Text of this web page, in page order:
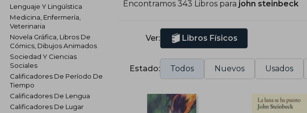
Lenguaje Y Lingüística
Medicina, Enfermería,
Veterinaria
Novela Gráfica, Libros De
Cómics, Dibujos Animados
Sociedad Y Ciencias
Sociales
Calificadores De Período De
Tiempo
Calificadores De Lengua
Calificadores De Lugar
Al este del Edén
Encontramos 343 Libros para john steinbeck
Ver: Libros Físicos
Estado: Todos Nuevos Usados